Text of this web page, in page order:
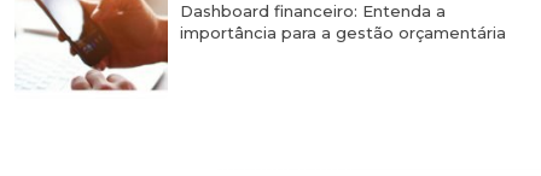
Dashboard financeiro: Entenda a
importância para a gestão orçamentária